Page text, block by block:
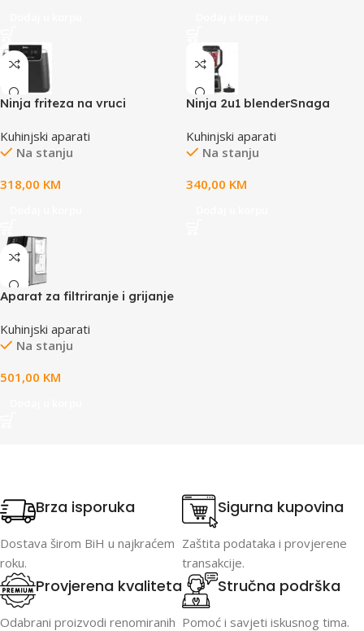
Ninja friteza na vruci
1750WNano keramicki
premaz, AirCrips tehnol.
Kuhinjski aparati
Na stanju
318,00 KM
Ninja 2u1 blenderSnaga
visenamjenskiuredjaj, tezina
4.03kg, kapacitet 2.1L
Kuhinjski aparati
Na stanju
340,00 KM
Aparat za filtriranje i grijanje
Kuhinjski aparati
Na stanju
501,00 KM
Brza isporuka
Dostava širom BiH u najkraćem
roku.
Sigurna kupovina
Zaštita podataka i provjerene
transakcije.
Provjerena kvaliteta
Odabrani proizvodi renomiranih
Stručna podrška
Pomoć i savjeti iskusnog tima.